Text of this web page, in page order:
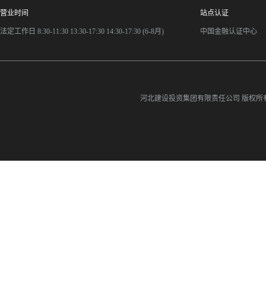
营业时间
法定工作日 8:30-11:30 13:30-17:30 14:30-17:30 (6-8月)
站点认证
中国金融认证中心
河北建设投资集团有限责任公司 版权所